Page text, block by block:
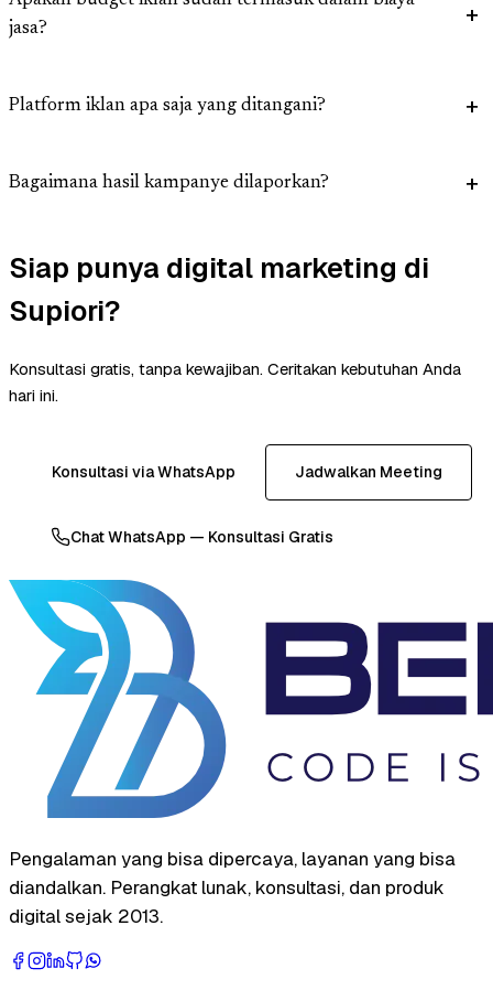
jasa?
Platform iklan apa saja yang ditangani?
Bagaimana hasil kampanye dilaporkan?
Siap punya digital marketing di
Supiori?
Konsultasi gratis, tanpa kewajiban. Ceritakan kebutuhan Anda
hari ini.
Konsultasi via WhatsApp Jadwalkan Meeting
Chat WhatsApp — Konsultasi Gratis
Pengalaman yang bisa dipercaya, layanan yang bisa
diandalkan. Perangkat lunak, konsultasi, dan produk
digital sejak 2013.